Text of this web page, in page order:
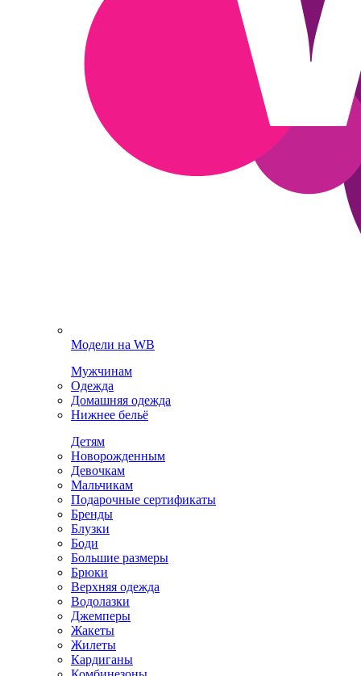
Модели на WB
Мужчинам
Одежда
Домашняя одежда
Нижнее бельё
Детям
Новорожденным
Девочкам
Мальчикам
Подарочные сертификаты
Бренды
Блузки
Боди
Большие размеры
Брюки
Верхняя одежда
Водолазки
Джемперы
Жакеты
Жилеты
Кардиганы